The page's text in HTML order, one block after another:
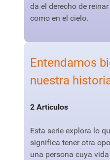
da el derecho de
como en el cielo.
Entendamos
nuestra
2 Artículos
Esta serie explora lo
significa tener otra
una persona cuya